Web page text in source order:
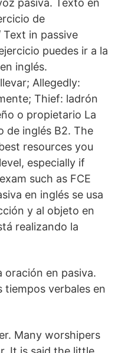
pasiva. Texto en
de
in passive
puedes ir a la
inglés.
Allegedly:
Thief: ladrón
o propietario La
de inglés B2. The
resources you
especially if
such as FCE
en inglés se usa
y al objeto en
realizando la
oración en pasiva.
tiempos verbales en
Many worshipers